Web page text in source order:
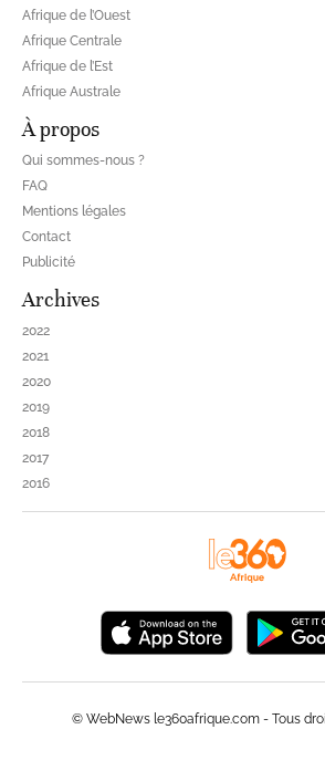
Afrique de l’Ouest
Afrique Centrale
Afrique de l’Est
Afrique Australe
À propos
Qui sommes-nous ?
FAQ
Mentions légales
Contact
Publicité
Archives
2022
2021
2020
2019
2018
2017
2016
© WebNews le360afrique.com - Tous